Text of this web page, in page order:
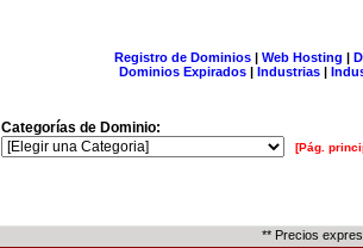
Registro de Dominios| Web Hosting |
Dominios Expirados | Industrias |
Categorías de Dominio:
[Pág.
** Precios